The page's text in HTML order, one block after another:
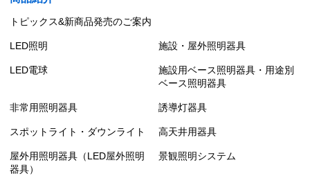
トピックス&新商品発売のご案内
LED照明 施設・屋外照明器具
LED電球
施設用ベース照明器具・用途別
ベース照明器具
非常用照明器具 誘導灯器具
スポットライト・ダウンライト 高天井用器具
屋外用照明器具（LED屋外照明
器具）
景観照明システム